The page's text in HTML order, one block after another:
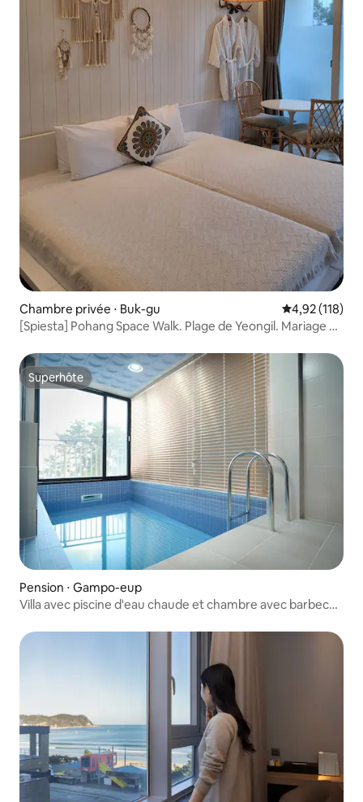
Chambre privée ⋅ Buk-gu Évaluation
4,92 (118)
[Spiesta] Pohang Space Walk. Plage de Yeongil. Mariage à
offerte.
Superhôte
Superhôte
Pension ⋅ Gampo-eup
Villa avec piscine d'eau chaude et chambre avec barbecue
(payant)/barbecue individuel)